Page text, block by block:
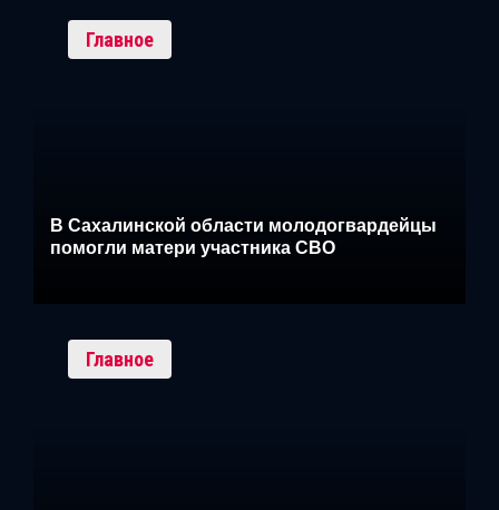
Главное
В Сахалинской области молодогвардейцы
помогли матери участника СВО
Главное